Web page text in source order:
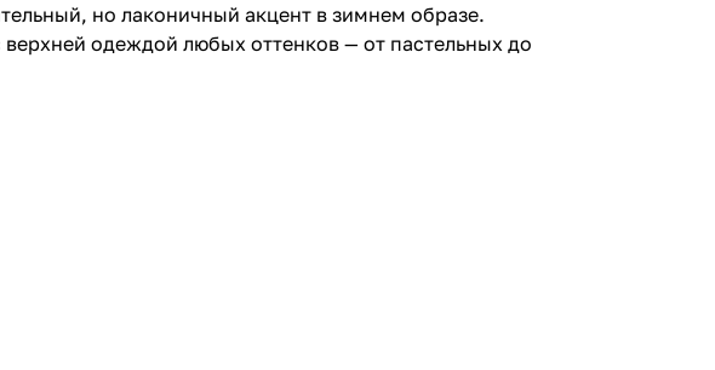
но лаконичный акцент в зимнем образе.
одеждой любых оттенков — от пастельных до